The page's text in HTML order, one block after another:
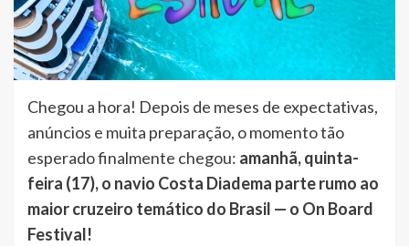
Chegou a hora! Depois de meses de expectativas,
anúncios e muita preparação, o momento tão
esperado finalmente chegou: amanhã, quinta-
feira (17), o navio Costa Diadema parte rumo ao
maior cruzeiro temático do Brasil — o On Board
Festival!